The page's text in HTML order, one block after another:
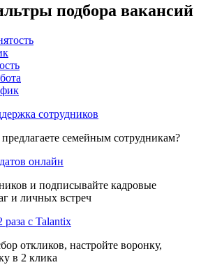
подбора вакансий
сотрудников
семейным сотрудникам?
онлайн
и подписывайте кадровые
и личных встреч
раза с Talantix
откликов, настройте воронку,
в 2 клика